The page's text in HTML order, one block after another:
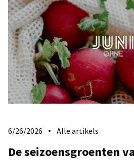
6/26/2026 Alle artikels
De seizoensgroenten